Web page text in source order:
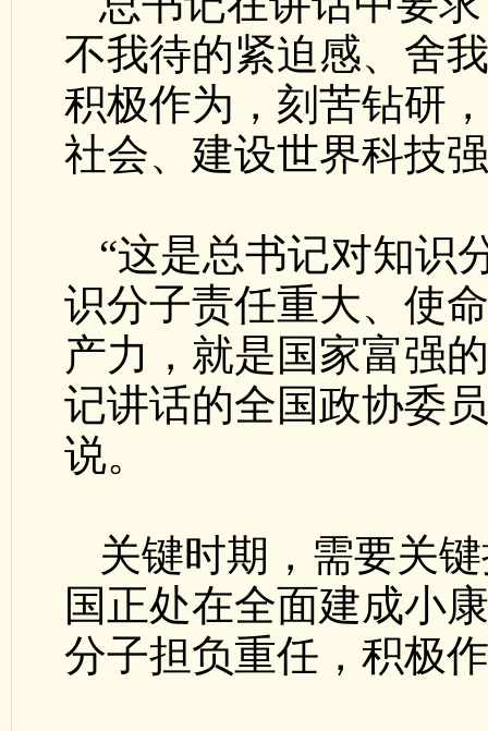
不我待的紧迫感、舍
积极作为，刻苦钻研
社会、建设世界科技
“这是总书记对知识
识分子责任重大、使
产力，就是国家富强
记讲话的全国政协委
说。
关键时期，需要关
国正处在全面建成小
分子担负重任，积极